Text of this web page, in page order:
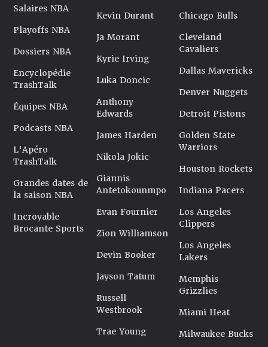
Salaires NBA
Playoffs NBA
Dossiers NBA
Encyclopédie
TrashTalk
Équipes NBA
Podcasts NBA
L'Apéro
TrashTalk
Grandes dates de
la saison NBA
Incroyable
Brocante Sports
Kevin Durant
Ja Morant
Kyrie Irving
Luka Doncic
Anthony
Edwards
James Harden
Nikola Jokic
Giannis
Antetokounmpo
Evan Fournier
Zion Williamson
Devin Booker
Jayson Tatum
Russell
Westbrook
Trae Young
Chicago Bulls
Cleveland
Cavaliers
Dallas Mavericks
Denver Nuggets
Detroit Pistons
Golden State
Warriors
Houston Rockets
Indiana Pacers
Los Angeles
Clippers
Los Angeles
Lakers
Memphis
Grizzlies
Miami Heat
Milwaukee Bucks